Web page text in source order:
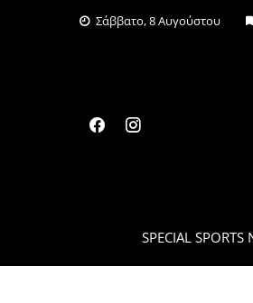
Σάββατο, 8 Αυγούστου
SPECIAL SPORTS